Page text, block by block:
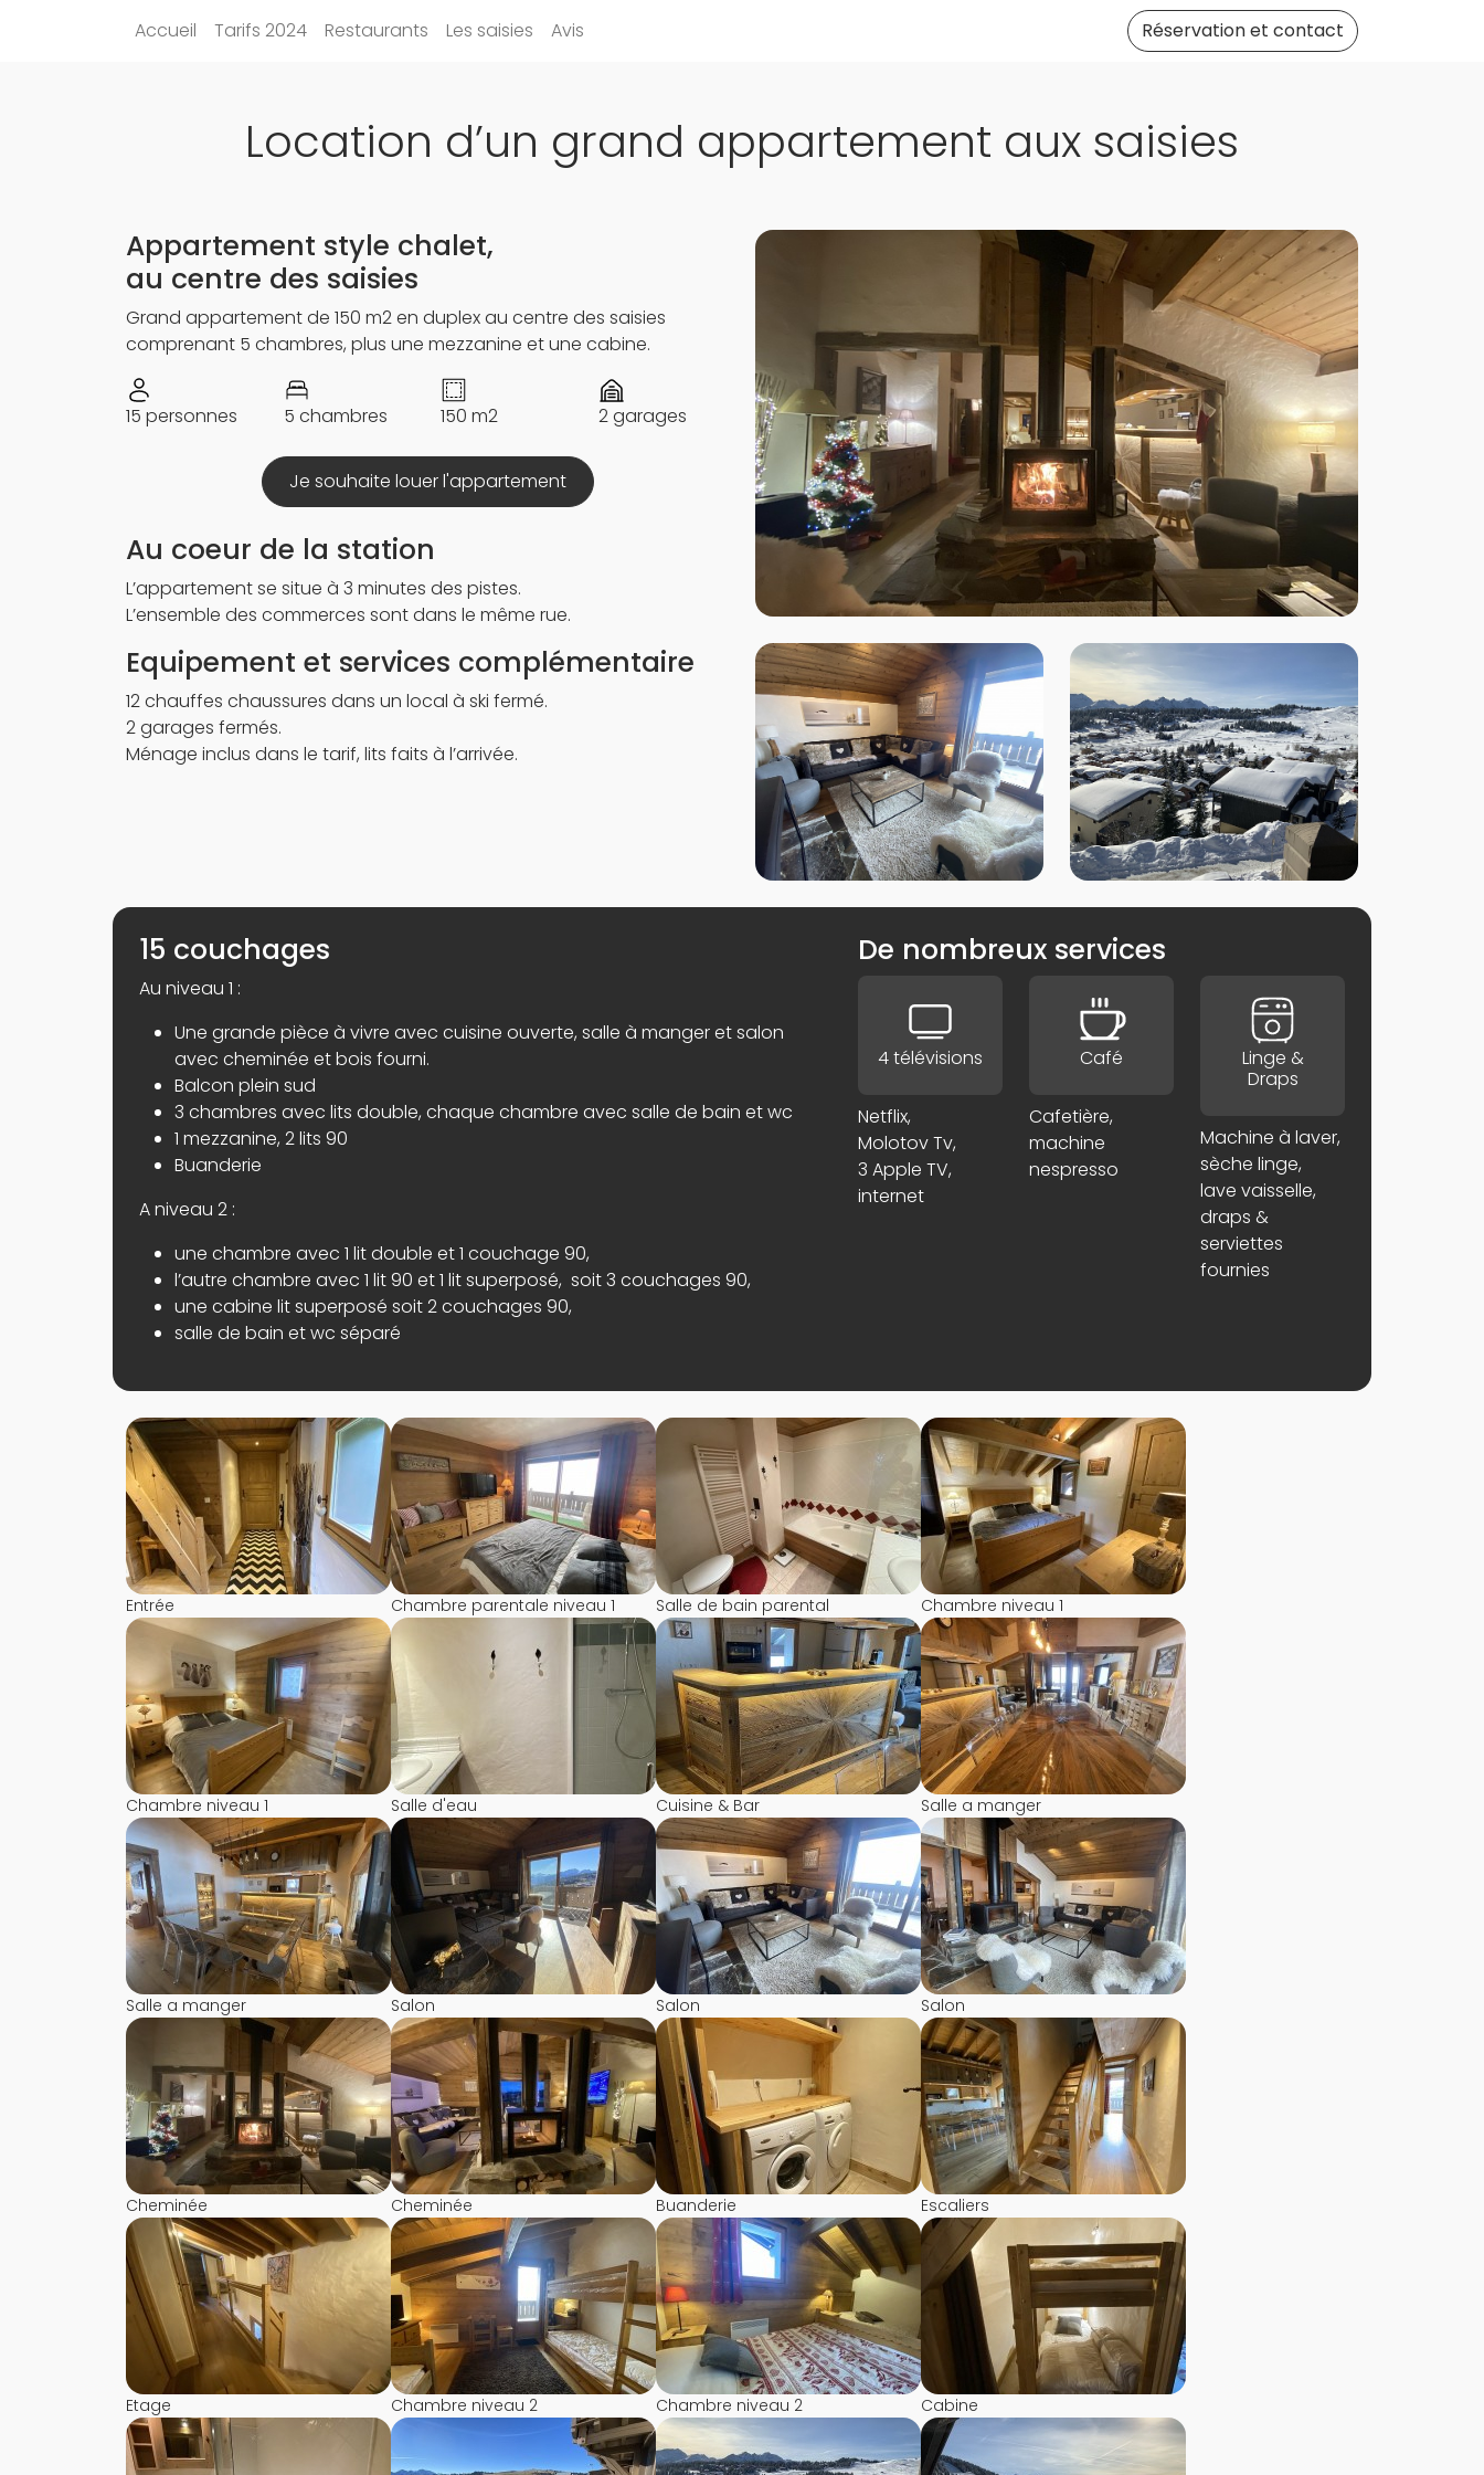
Accueil Tarifs 2024 Restaurants Les saisies Avis Réservation et contact
Location d’un grand appartement aux saisies
Appartement style chalet,
au centre des saisies
Grand appartement de 150 m2 en duplex au centre des saisies
comprenant 5 chambres, plus une mezzanine et une cabine.
15 personnes 5 chambres 150 m2 2 garages
Je souhaite louer l'appartement
Au coeur de la station
L’appartement se situe à 3 minutes des pistes.
L’ensemble des commerces sont dans le même rue.
Equipement et services complémentaire
12 chauffes chaussures dans un local à ski fermé.
2 garages fermés.
Ménage inclus dans le tarif, lits faits à l’arrivée.
15 couchages
Au niveau 1 :
Une grande pièce à vivre avec cuisine ouverte, salle à manger et salon
avec cheminée et bois fourni.
Balcon plein sud
3 chambres avec lits double, chaque chambre avec salle de bain et wc
1 mezzanine, 2 lits 90
Buanderie
A niveau 2 :
une chambre avec 1 lit double et 1 couchage 90,
l’autre chambre avec 1 lit 90 et 1 lit superposé, soit 3 couchages 90,
une cabine lit superposé soit 2 couchages 90,
salle de bain et wc séparé
De nombreux services
4 télévisions
Netflix,
Molotov Tv,
3 Apple TV,
internet
Café
Cafetière,
machine
nespresso
Linge &
Draps
Machine à laver,
sèche linge,
lave vaisselle,
draps &
serviettes
fournies
Entrée Chambre parentale niveau 1 Salle de bain parental Chambre niveau 1
Chambre niveau 1 Salle d'eau Cuisine & Bar Salle a manger
Salle a manger Salon Salon Salon
Cheminée Cheminée Buanderie Escaliers
Etage Chambre niveau 2 Chambre niveau 2 Cabine